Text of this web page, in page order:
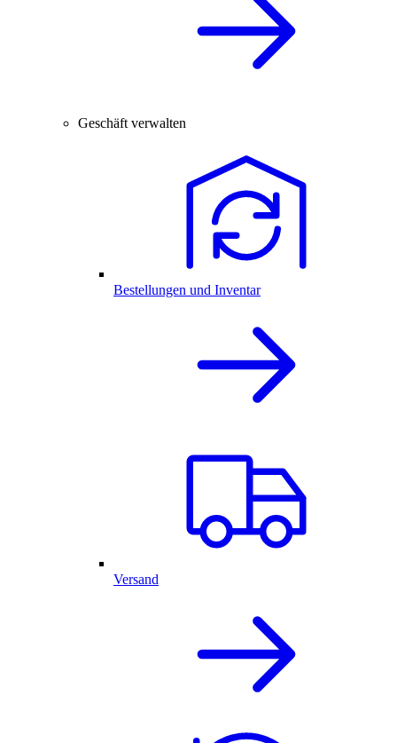
Geschäft verwalten
Bestellungen und Inventar
Versand